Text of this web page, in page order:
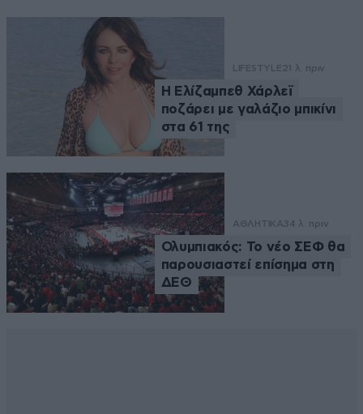
LIFESTYLE 21 λ. πριν
Η Ελίζαμπεθ Χάρλεϊ
ποζάρει με γαλάζιο μπικίνι
στα 61 της
ΑΘΛΗΤΙΚΑ34 λ. πριν
Ολυμπιακός: Το νέο ΣΕΦ θα
παρουσιαστεί επίσημα στη
ΔΕΘ